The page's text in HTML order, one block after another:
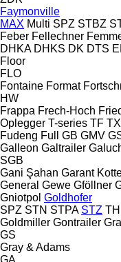
Faymonville
MAX Multi SPZ STBZ
Feber Fellechner
DHKA DHKS DK DTS
Floor
FLO
Fontaine Format
HW
Frappa Frech-Hoch
Oplegger T-series TF TX
Fudeng Full GB GMV
Galleon Galtrailer
SGB
Gani Şahan Garant
General Gewe Gföllner
Gniotpol Goldhofer
SPZ STN STPA STZ
Goldmiller Gontrailer
GS
Gray & Adams
GA